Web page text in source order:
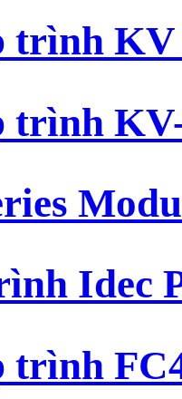
trình
trình
Idec
trình